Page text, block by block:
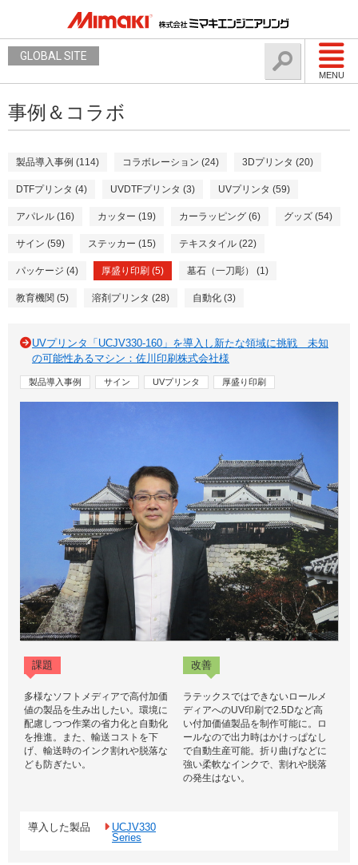
MENU
GLOBAL SITE
事例＆コラボ
製品導入事例 (114) コラボレーション (24) 3Dプリンタ (20)
DTFプリンタ (4) UVDTFプリンタ (3) UVプリンタ (59)
アパレル (16) カッター (19) カーラッピング (6) グッズ (54)
サイン (59) ステッカー (15) テキスタイル (22)
パッケージ (4) 厚盛り印刷 (5) 墓石（一刀彫） (1)
教育機関 (5) 溶剤プリンタ (28) 自動化 (3)
UVプリンタ「UCJV330-160」を導入し新たな領域に挑戦 未知
の可能性あるマシン：佐川印刷株式会社様
製品導入事例 サイン UVプリンタ 厚盛り印刷
課題 改善
多様なソフトメディアで高付加価
値の製品を生み出したい。環境に
配慮しつつ作業の省力化と自動化
を推進。また、輸送コストを下
げ、輸送時のインク割れや脱落な
ども防ぎたい。
ラテックスではできないロールメ
ディアへのUV印刷で2.5Dなど高
い付加価値製品を制作可能に。ロ
ールなので出力時はかけっぱなし
で自動生産可能。折り曲げなどに
強い柔軟なインクで、割れや脱落
の発生はない。
導入した製品
UCJV330
Series